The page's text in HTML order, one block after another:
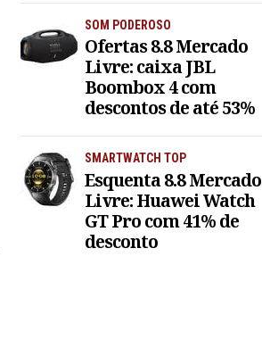
SOM PODEROSO
Ofertas 8.8 Mercado
Livre: caixa JBL
Boombox 4 com
descontos de até 53%
SMARTWATCH TOP
Esquenta 8.8 Mercado
Livre: Huawei Watch
GT Pro com 41% de
desconto